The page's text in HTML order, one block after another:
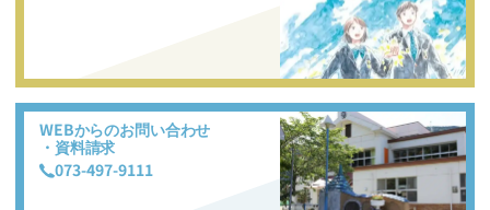
WEBからのお問い合わせ
・資料請求
073-497-9111